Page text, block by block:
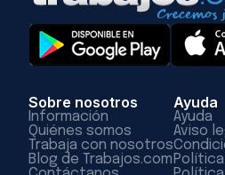
Sobre nosotros
Información
Quiénes somos
Trabaja con nosotros
Blog de Trabajos.com
Ayuda
Ayuda
Aviso